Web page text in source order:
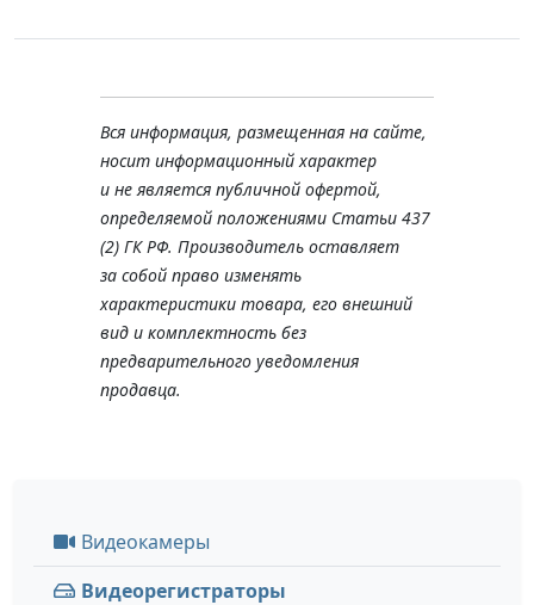
Вся информация, размещенная на сайте,
носит информационный характер
и не является публичной офертой,
определяемой положениями Статьи 437
(2) ГК РФ. Производитель оставляет
за собой право изменять
характеристики товара, его внешний
вид и комплектность без
предварительного уведомления
продавца.
Видеокамеры
Видеорегистраторы